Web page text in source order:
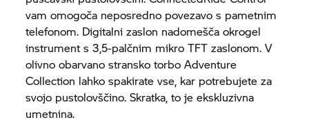
vam omogoča neposredno povezavo s pametnim
telefonom. Digitalni zaslon nadomešča okrogel
instrument s 3,5-palčnim mikro TFT zaslonom. V
olivno obarvano stransko torbo Adventure
Collection lahko spakirate vse, kar potrebujete za
svojo pustolovščino. Skratka, to je ekskluzivna
umetnina.